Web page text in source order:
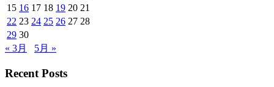
15 16 17 18 19 20 21
22 23 24 25 26 27 28
29 30
« 3月
5月 »
Recent Posts